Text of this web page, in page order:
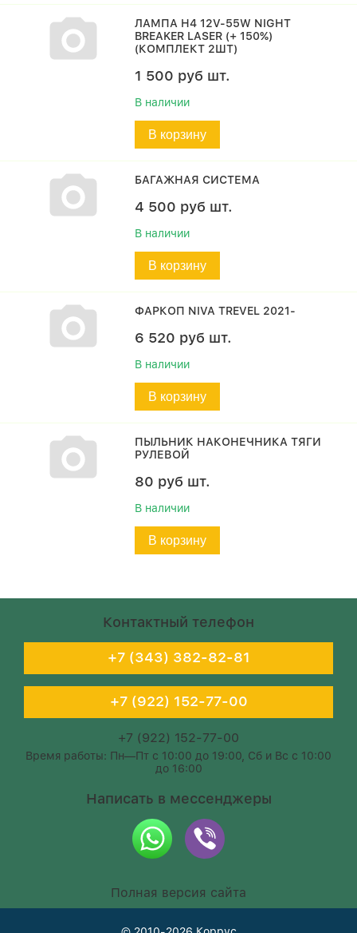
ЛАМПА H4 12V-55W NIGHT
BREAKER LASER (+ 150%)
(КОМПЛЕКТ 2ШТ)
1 500 руб шт.
В наличии
В корзину
БАГАЖНАЯ СИСТЕМА
4 500 руб шт.
В наличии
В корзину
ФАРКОП NIVA TREVEL 2021-
6 520 руб шт.
В наличии
В корзину
ПЫЛЬНИК НАКОНЕЧНИКА ТЯГИ
РУЛЕВОЙ
80 руб шт.
В наличии
В корзину
Контактный телефон
+7 (343) 382-82-81
+7 (922) 152-77-00
+7 (922) 152-77-00
Время работы: Пн—Пт с 10:00 до 19:00, Сб и Вс с 10:00
до 16:00
Написать в мессенджеры
Полная версия сайта